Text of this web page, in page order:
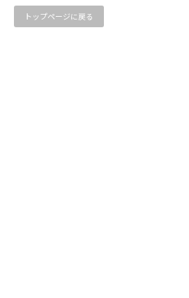
トップページに戻る